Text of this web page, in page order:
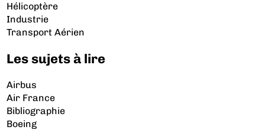
Hélicoptère
Industrie
Transport Aérien
Les sujets à lire
Airbus
Air France
Bibliographie
Boeing